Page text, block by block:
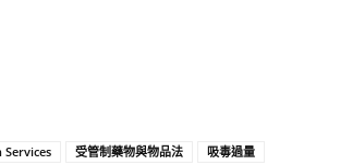
Services 受管制藥物與物品法
吸毒過量